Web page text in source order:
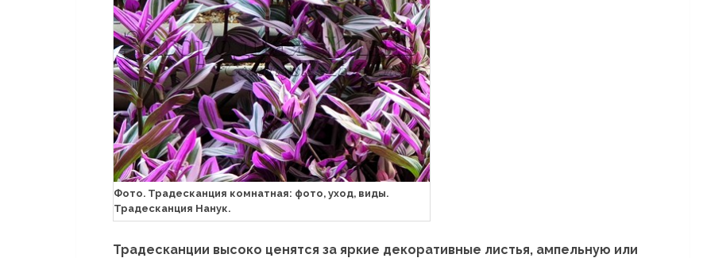
Фото. Традесканция комнатная: фото, уход, виды.
Традесканция Нанук.
Традесканции высоко ценятся за яркие декоративные листья, ампельную или